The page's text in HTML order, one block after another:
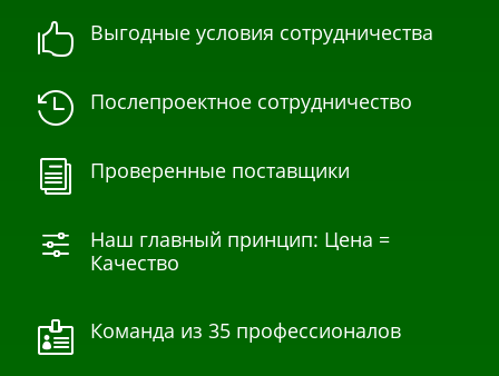
 Выгодные условия сотрудничества
 Послепроектное сотрудничество
i Проверенные поставщики
f
Наш главный принцип: Цена =
Качество
 Команда из 35 профессионалов